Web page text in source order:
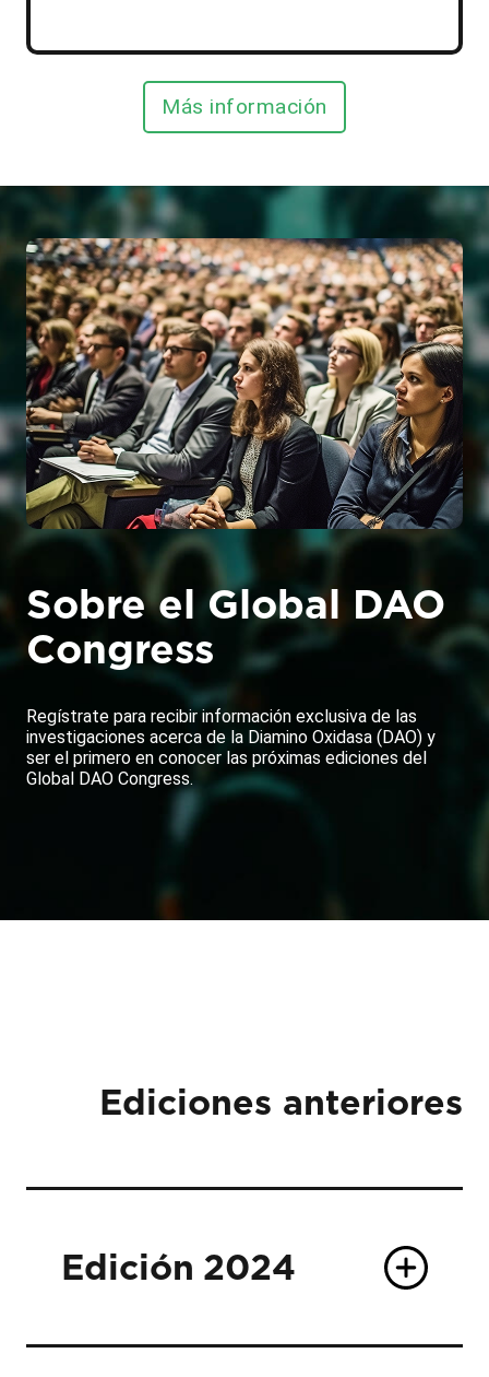
Más información
Sobre el Global DAO
Congress
Regístrate para recibir información exclusiva de las
investigaciones acerca de la Diamino Oxidasa (DAO) y
ser el primero en conocer las próximas ediciones del
Global DAO Congress.
Ediciones anteriores
Edición 2024